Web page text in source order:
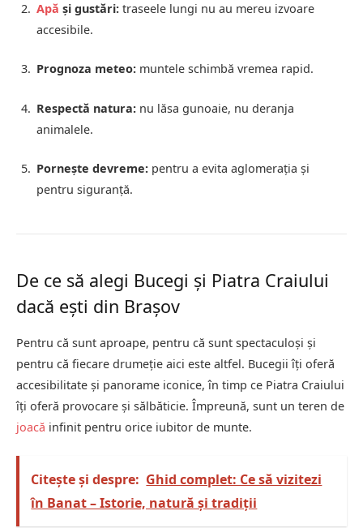
Apă și gustări: traseele lungi nu au mereu izvoare
accesibile.
Prognoza meteo: muntele schimbă vremea rapid.
Respectă natura: nu lăsa gunoaie, nu deranja
animalele.
Pornește devreme: pentru a evita aglomerația și
pentru siguranță.
De ce să alegi Bucegi și Piatra Craiului
dacă ești din Brașov
Pentru că sunt aproape, pentru că sunt spectaculoși și
pentru că fiecare drumeție aici este altfel. Bucegii îți oferă
accesibilitate și panorame iconice, în timp ce Piatra Craiului
îți oferă provocare și sălbăticie. Împreună, sunt un teren de
joacă infinit pentru orice iubitor de munte.
Citește și despre: Ghid complet: Ce să vizitezi
în Banat – Istorie, natură și tradiții